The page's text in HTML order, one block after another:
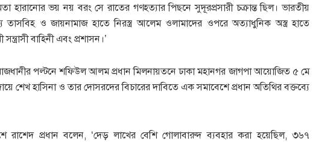
হারানোর ভয় নয় বরং সে রাতের গণহত্যার পিছনে সুদূরপ্রসারী চক্রান্ত ছিল। ভারতীয়
তাসবিহ ও জায়নামাজ হাতে নিরস্ত্র আলেম ওলামাদের ওপরে অত্যাধুনিক অস্ত্র হাতে
বাহিনী এবং প্রশাসন।’
পল্টনে শফিউল আলম প্রধান মিলনায়তনে ঢাকা মহানগর জাগপা আয়োজিত ৫ মে
শেখ হাসিনা ও তার দোসরদের বিচারের দাবিতে এক সমাবেশে প্রধান অতিথির বক্তব্যে
রাশেদ প্রধান বলেন, ‘দেড় লাখের বেশি গোলাবারুদ ব্যবহার করা হয়েছিল, ৩৬৭